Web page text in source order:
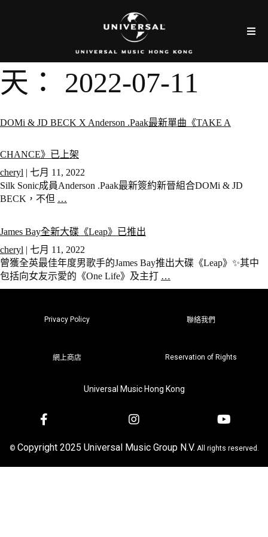
天： 2022-07-11
DOMi & JD BECK X Anderson .Paak最新單曲《TAKE A
CHANCE》已上架
cheryl | 七月 11, 2022
Silk Sonic成員Anderson .Paak最新簽約新晉組合DOMi & JD
BECK，不但 …
James Bay全新大碟《Leap》已推出
cheryl | 七月 11, 2022
曾獲全英最佳年度男歌手的James Bay推出大碟《Leap》✨其中
包括向女友示愛的《One Life》及主打 …
Privacy Policy 聯絡我們
網上商店 Reservation of Rights
Universal Music Hong Kong
© Copyright 2025 Universal Music Group N.V. All rights reserved.